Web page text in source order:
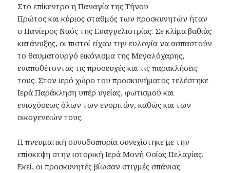
​Στο επίκεντρο η Παναγία της Τήνου
​Πρώτος και κύριος σταθμός των προσκυνητών ήταν
ο Πανίερος Ναός της Ευαγγελιστρίας. Σε κλίμα βαθιάς
κατάνυξης, οι πιστοί είχαν την ευλογία να ασπαστούν
το θαυματουργό εικόνισμα της Μεγαλόχαρης,
εναποθέτοντας τις προσευχές και τις παρακλήσεις
τους. Στον ιερό χώρο του προσκυνήματος τελέστηκε
Ιερά Παράκληση υπέρ υγείας, φωτισμού και
ενισχύσεως όλων των ενοριτών, καθώς και των
οικογενειών τους.
​Η πνευματική συνοδοιπορία συνεχίστηκε με την
επίσκεψη στην ιστορική Ιερά Μονή Οσίας Πελαγίας.
Εκεί, οι προσκυνητές βίωσαν στιγμές σπάνιας